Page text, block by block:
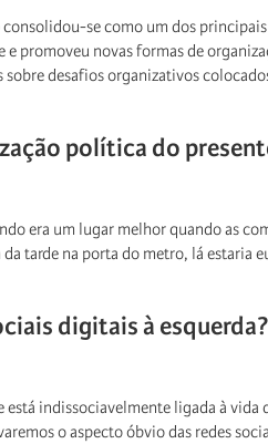
se como um dos
promoveu novas formas de
desafios organizativos
política do
era um lugar melhor quando as
tarde na porta do metro, lá estaria
digitais à esquerda?
indissociavelmente ligada à
o aspecto óbvio das redes